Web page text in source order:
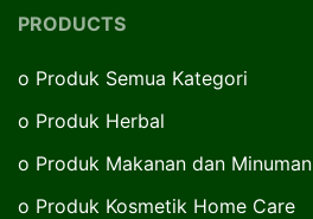
PRODUCTS
o Produk Semua Kategori
o Produk Herbal
o Produk Makanan dan Minuman
o Produk Kosmetik Home Care